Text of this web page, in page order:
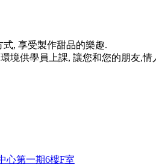
, 享受製作甜品的樂趣.
環境供學員上課, 讓您和您的朋友,
心第一期6樓F室